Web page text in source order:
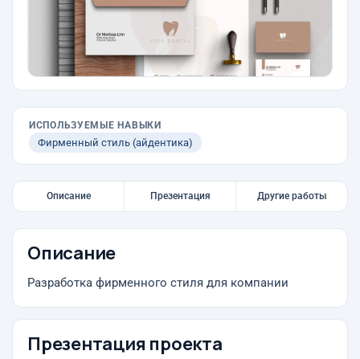
ИСПОЛЬЗУЕМЫЕ НАВЫКИ
Фирменный стиль (айдентика)
Описание Презентация Другие работы
Описание
Разработка фирменного стиля для компании
Презентация проекта